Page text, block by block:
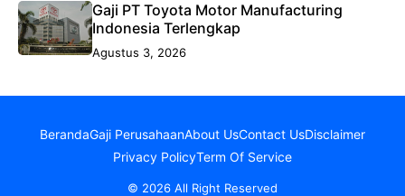
Gaji PT Toyota Motor Manufacturing
Indonesia Terlengkap
Agustus 3, 2026
BerandaGaji PerusahaanAbout UsContact UsDisclaimer
Privacy PolicyTerm Of Service
© 2026 All Right Reserved